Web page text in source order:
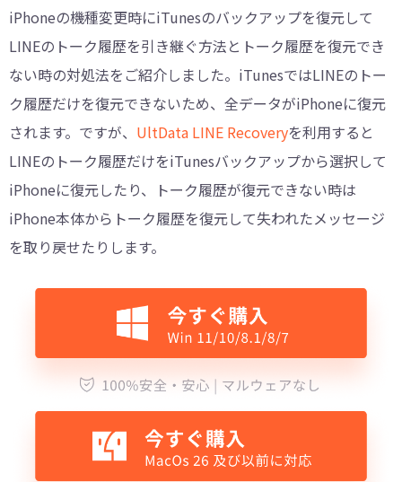
iPhoneの機種変更時にiTunesのバックアップを復元して
LINEのトーク履歴を引き継ぐ方法とトーク履歴を復元でき
ない時の対処法をご紹介しました。iTunesではLINEのトー
ク履歴だけを復元できないため、全データがiPhoneに復元
されます。ですが、 UltData LINE Recoveryを利用すると
LINEのトーク履歴だけをiTunesバックアップから選択して
iPhoneに復元したり、トーク履歴が復元できない時は
iPhone本体からトーク履歴を復元して失われたメッセージ
を取り戻せたりします。